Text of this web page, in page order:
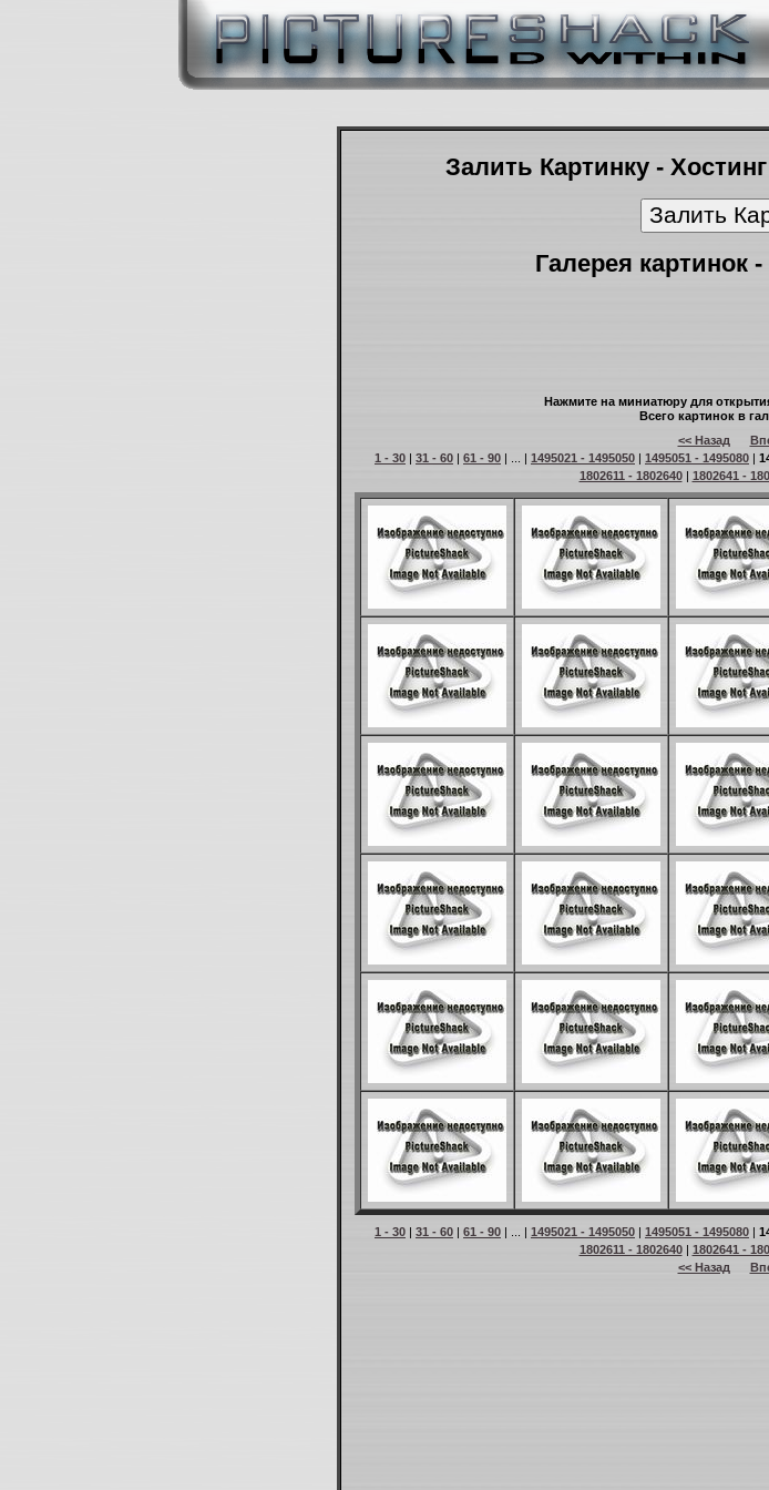
Залить Картинку -
Галерея картинок
Нажмите на миниатюру для
Всего картинок в
<< Назад
1 - 30 | 31 - 60 | 61 - 90 | ... | 1495021 - 1495050 | 1495051 - 1495080 |
1802611 - 1802640| 1802641 -
1 - 30 | 31 - 60 | 61 - 90 | ... | 1495021 - 1495050 | 1495051 - 1495080 |
1802611 - 1802640| 1802641 -
<< Назад